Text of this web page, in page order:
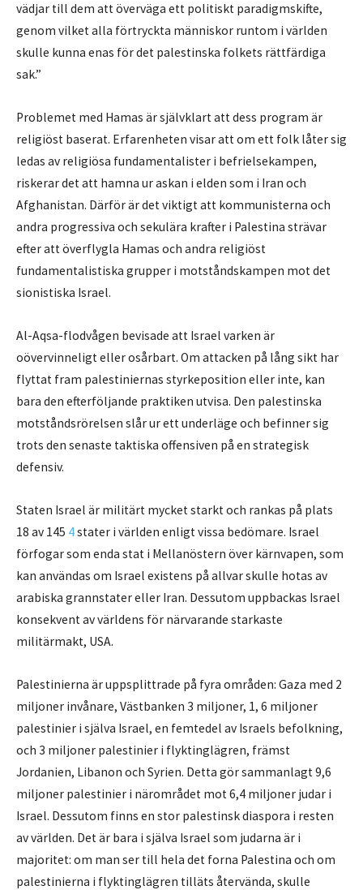
vädjar till dem att överväga ett politiskt paradigmskifte,
genom vilket alla förtryckta människor runtom i världen
skulle kunna enas för det palestinska folkets rättfärdiga
sak.”
Problemet med Hamas är självklart att dess program är
religiöst baserat. Erfarenheten visar att om ett folk låter sig
ledas av religiösa fundamentalister i befrielsekampen,
riskerar det att hamna ur askan i elden som i Iran och
Afghanistan. Därför är det viktigt att kommunisterna och
andra progressiva och sekulära krafter i Palestina strävar
efter att överflygla Hamas och andra religiöst
fundamentalistiska grupper i motståndskampen mot det
sionistiska Israel.
Al-Aqsa-flodvågen bevisade att Israel varken är
oövervinneligt eller osårbart. Om attacken på lång sikt har
flyttat fram palestiniernas styrkeposition eller inte, kan
bara den efterföljande praktiken utvisa. Den palestinska
motståndsrörelsen slår ur ett underläge och befinner sig
trots den senaste taktiska offensiven på en strategisk
defensiv.
Staten Israel är militärt mycket starkt och rankas på plats
18 av 145 4stater i världen enligt vissa bedömare. Israel
förfogar som enda stat i Mellanöstern över kärnvapen, som
kan användas om Israel existens på allvar skulle hotas av
arabiska grannstater eller Iran. Dessutom uppbackas Israel
konsekvent av världens för närvarande starkaste
militärmakt, USA.
Palestinierna är uppsplittrade på fyra områden: Gaza med 2
miljoner invånare, Västbanken 3 miljoner, 1, 6 miljoner
palestinier i själva Israel, en femtedel av Israels befolkning,
och 3 miljoner palestinier i flyktinglägren, främst
Jordanien, Libanon och Syrien. Detta gör sammanlagt 9,6
miljoner palestinier i närområdet mot 6,4 miljoner judar i
Israel. Dessutom finns en stor palestinsk diaspora i resten
av världen. Det är bara i själva Israel som judarna är i
majoritet: om man ser till hela det forna Palestina och om
palestinierna i flyktinglägren tilläts återvända, skulle